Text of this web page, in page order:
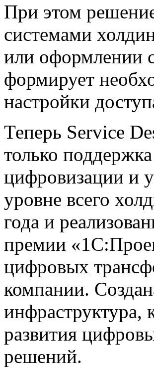
При этом
системами
или оформлении
формирует
настройки
Теперь Service
только
цифровизации и
уровне всего
года и
премии
цифровых
компании.
инфраструктура,
развития
решений.